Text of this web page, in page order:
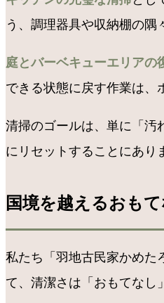
う、調理器具や収納棚の隅
庭とバーベキューエリアの
できる状態に戻す作業は、
清掃のゴールは、単に「汚
にリセットすることにあり
国境を越えるおも
私たち「羽地古民家かめた
て、清潔さは「おもてなし